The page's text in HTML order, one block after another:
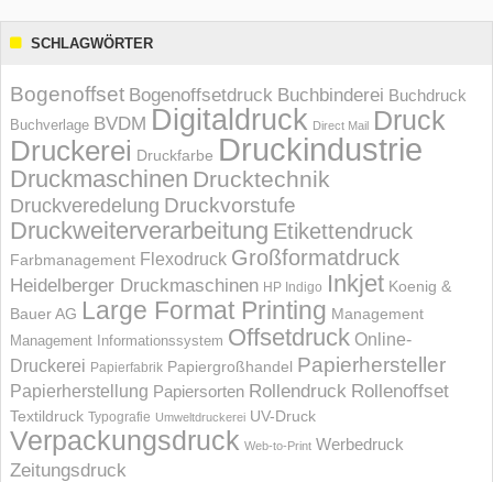
SCHLAGWÖRTER
Bogenoffset Bogenoffsetdruck Buchbinderei Buchdruck
Buchverlage BVDM Digitaldruck Direct Mail Druck
Druckerei Druckfarbe Druckindustrie
Druckmaschinen Drucktechnik
Druckveredelung Druckvorstufe
Druckweiterverarbeitung Etikettendruck
Farbmanagement Flexodruck Großformatdruck
Heidelberger Druckmaschinen HP Indigo Inkjet Koenig &
Bauer AG Large Format Printing Management
Management Informations­system Offsetdruck Online-
Druckerei Papierfabrik Papiergroßhandel Papierhersteller
Papierherstellung Papiersorten Rollendruck Rollenoffset
Textildruck Typografie Umweltdruckerei UV-Druck
Verpackungsdruck Web-to-Print Werbedruck
Zeitungsdruck